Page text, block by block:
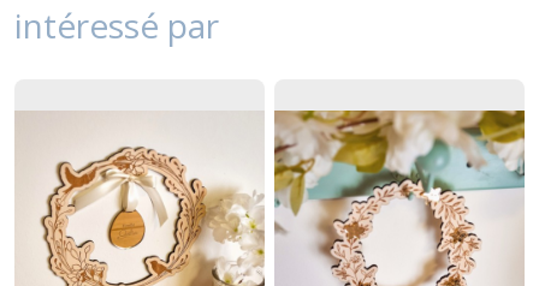
intéressé par